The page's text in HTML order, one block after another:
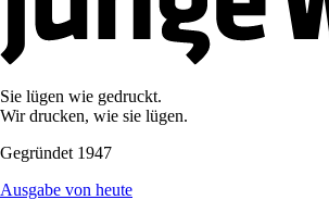
Sie lügen wie gedruckt.
Wir drucken, wie sie lügen.
Gegründet 1947
Ausgabe von heute